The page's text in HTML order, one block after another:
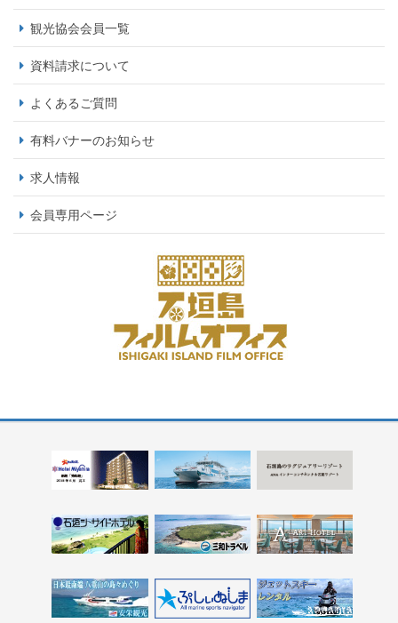
観光協会会員一覧
資料請求について
よくあるご質問
有料バナーのお知らせ
求人情報
会員専用ページ